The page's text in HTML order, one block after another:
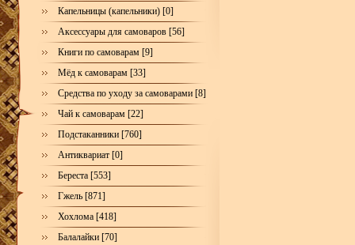
Капельницы (капельники) [0]
Аксессуары для самоваров [56]
Книги по самоварам [9]
Мёд к самоварам [33]
Средства по уходу за самоварами [8]
Чай к самоварам [22]
Подстаканники [760]
Антиквариат [0]
Береста [553]
Гжель [871]
Хохлома [418]
Балалайки [70]